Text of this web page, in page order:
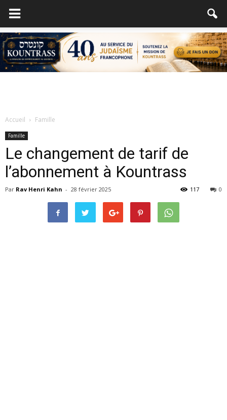
Accueil Famille
Famille
Le changement de tarif de
l’abonnement à Kountrass
Par Rav Henri Kahn - 28 février 2025 0
117